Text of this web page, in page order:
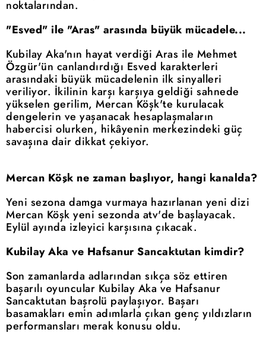
noktalarından.
"Esved" ile "Aras" arasında büyük mücadele...
Kubilay Aka'nın hayat verdiği Aras ile Mehmet
Özgür'ün canlandırdığı Esved karakterleri
arasındaki büyük mücadelenin ilk sinyalleri
veriliyor. İkilinin karşı karşıya geldiği sahnede
yükselen gerilim, Mercan Köşk'te kurulacak
dengelerin ve yaşanacak hesaplaşmaların
habercisi olurken, hikâyenin merkezindeki güç
savaşına dair dikkat çekiyor.
Mercan Köşk ne zaman başlıyor, hangi kanalda?
Yeni sezona damga vurmaya hazırlanan yeni dizi
Mercan Köşk yeni sezonda atv'de başlayacak.
Eylül ayında izleyici karşısına çıkacak.
Kubilay Aka ve Hafsanur Sancaktutan kimdir?
Son zamanlarda adlarından sıkça söz ettiren
başarılı oyuncular Kubilay Aka ve Hafsanur
Sancaktutan başrolü paylaşıyor. Başarı
basamakları emin adımlarla çıkan genç yıldızların
performansları merak konusu oldu.